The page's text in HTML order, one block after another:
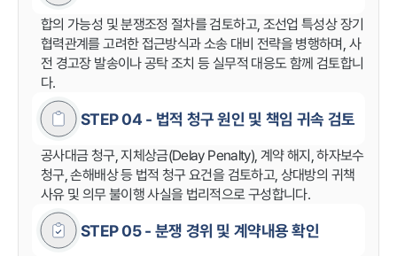
합의 가능성 및 분쟁조정 절차를 검토하고, 조선업 특성상 장기
협력관계를 고려한 접근방식과 소송 대비 전략을 병행하며, 사
전 경고장 발송이나 공탁 조치 등 실무적 대응도 함께 검토합니
다.
STEP 04 - 법적 청구 원인 및 책임 귀속 검토
공사대금 청구, 지체상금(Delay Penalty), 계약 해지, 하자보수
청구, 손해배상 등 법적 청구 요건을 검토하고, 상대방의 귀책
사유 및 의무 불이행 사실을 법리적으로 구성합니다.
STEP 05 - 분쟁 경위 및 계약내용 확인